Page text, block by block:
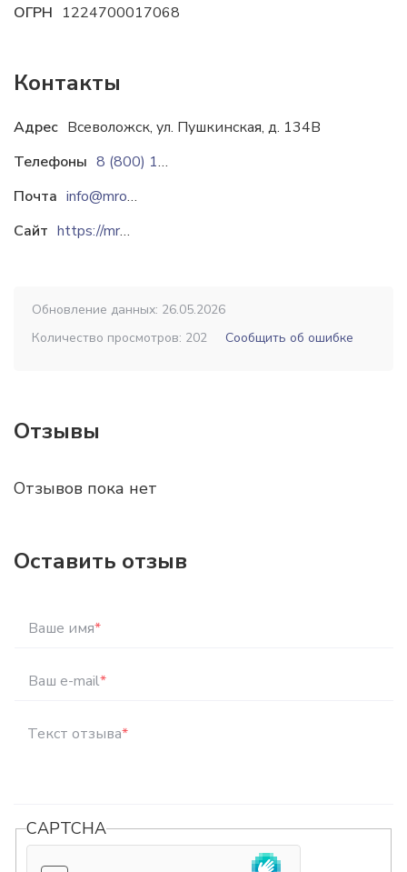
ОГРН 1224700017068
Контакты
Адрес Всеволожск, ул. Пушкинская, д. 134В
Телефоны
8 (800) 101-38-78
Почта
info@mros.su
Сайт
https://mros.su
Обновление данных: 26.05.2026
Количество просмотров: 202
Сообщить об ошибке
Отзывы
Отзывов пока нет
Оставить отзыв
Ваше имя*
Ваш e-mail*
Текст отзыва*
CAPTCHA